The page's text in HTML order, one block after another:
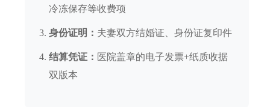
冷冻保存等收费项
身份证明： 夫妻双方结婚证、身份证复印件
结算凭证： 医院盖章的电子发票+纸质收据
双版本